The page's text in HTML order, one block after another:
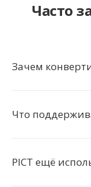
Часто
Зачем
Что
PICT ещё